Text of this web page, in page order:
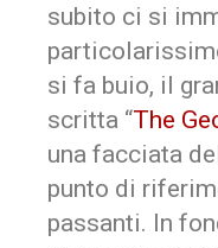
subito ci si
si fa buio, il
scritta “The
una facciata
punto di
passanti. In